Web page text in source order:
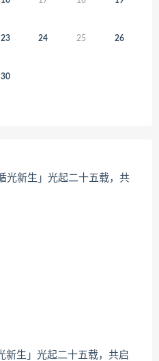
23 24 25 26
30
新生」光起二十五载，共启